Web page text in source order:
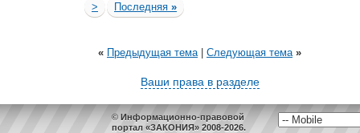
>
Последняя »
« Предыдущая тема| Следующая тема »
Ваши права в разделе
© Информационно-правовой
портал «ЗАКОНИЯ» 2008-2026.